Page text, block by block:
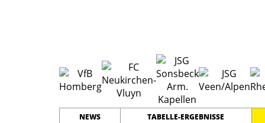
NEWS TABELLE-ERGEBNISSE